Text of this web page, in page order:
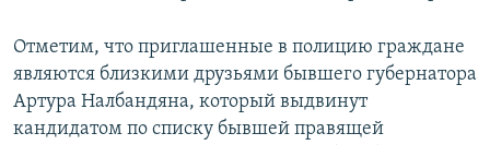
Отметим, что приглашенные в полицию граждане
являются близкими друзьями бывшего губернатора
Артура Налбандяна, который выдвинут
кандидатом по списку бывшей правящей